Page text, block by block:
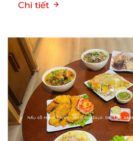
Chi tiết